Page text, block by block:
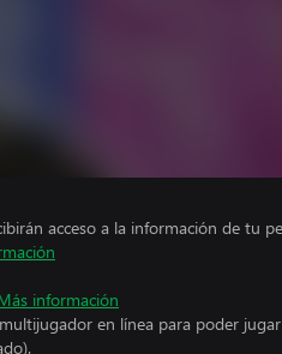
acceso a la información de tu
información
en línea para poder